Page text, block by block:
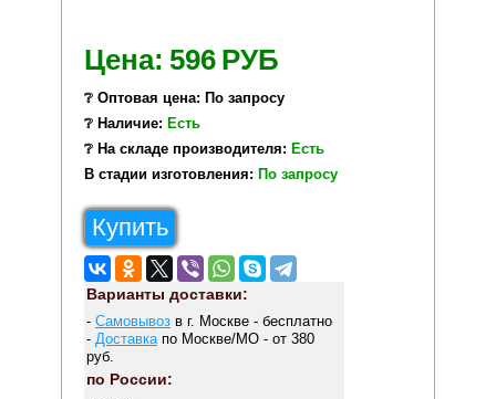
Цена: 596 РУБ
❔ Оптовая цена: По запросу
❔ Наличие: Есть
❔ На складе производителя: Есть
В стадии изготовления: По запросу
Купить
Варианты доставки:
- Самовывозв г. Москве - бесплатно
- Доставкапо Москве/МО - от 380
руб.
по России: